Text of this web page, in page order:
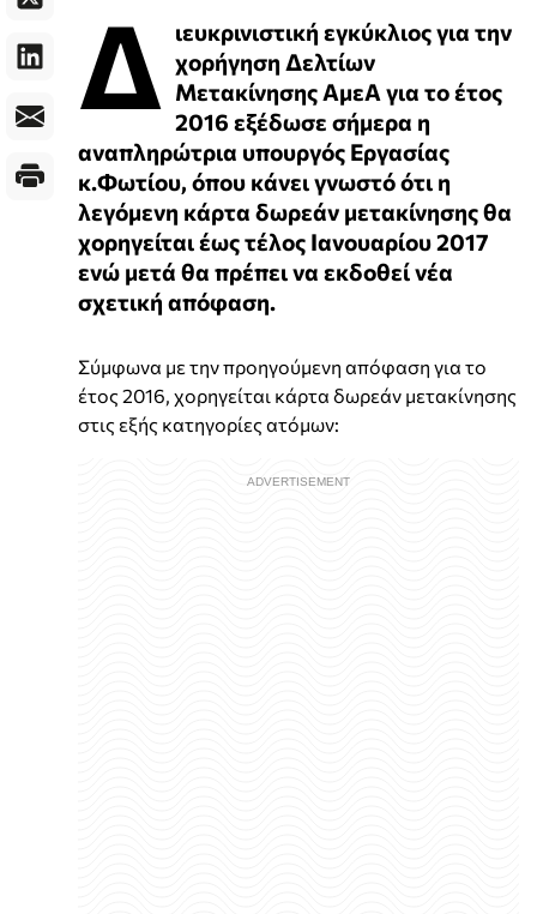
Δ ιευκρινιστική εγκύκλιος για την
χορήγηση Δελτίων
Μετακίνησης ΑμεΑ για το έτος
2016 εξέδωσε σήμερα η
αναπληρώτρια υπουργός Εργασίας
κ.Φωτίου, όπου κάνει γνωστό ότι η
λεγόμενη κάρτα δωρεάν μετακίνησης θα
χορηγείται έως τέλος Ιανουαρίου 2017
ενώ μετά θα πρέπει να εκδοθεί νέα
σχετική απόφαση.
Σύμφωνα με την προηγούμενη απόφαση για το
έτος 2016, χορηγείται κάρτα δωρεάν μετακίνησης
στις εξής κατηγορίες ατόμων: